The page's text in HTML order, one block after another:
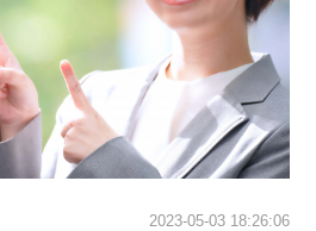
わせ
当者様はこちら
カのsmileコラム
FAQ
うメリットについて
2023-05-03 18:26:06